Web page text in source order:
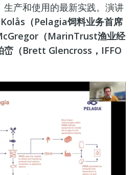
生产和使用的最新实践。演讲
（Pelagia饲料业务首席
（MarinTrust渔业经
峦（Brett Glencross，IFFO